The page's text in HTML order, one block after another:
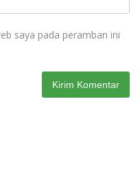
saya pada peramban ini